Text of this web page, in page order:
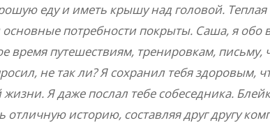
еду и иметь крышу над головой. Теплая
потребности покрыты. Саша, я обо
время путешествиям, тренировкам, письму,
не так ли? Я сохранил тебя здоровым,
Я даже послал тебе собеседника.
историю, составляя друг другу